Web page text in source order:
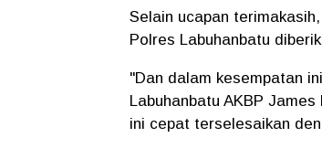
Selain ucapan
Polres Labuhanbatu
"Dan dalam kesempatan
Labuhanbatu AKBP
ini cepat terselesaikan